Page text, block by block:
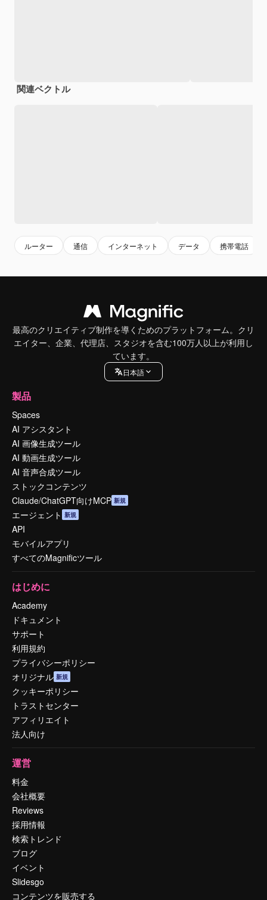
関連ベクトル
ルーター 通信 インターネット データ 携帯電話
最高のクリエイティブ制作を導くためのプラットフォーム。クリ
エイター、企業、代理店、スタジオを含む100万人以上が利用し
ています。
日本語
製品
Spaces
AI アシスタント
AI 画像生成ツール
AI 動画生成ツール
AI 音声合成ツール
ストックコンテンツ
Claude/ChatGPT向けMCP 新規
エージェント 新規
API
モバイルアプリ
すべてのMagnificツール
はじめに
Academy
ドキュメント
サポート
利用規約
プライバシーポリシー
オリジナル 新規
クッキーポリシー
トラストセンター
アフィリエイト
法人向け
運営
料金
会社概要
Reviews
採用情報
検索トレンド
ブログ
イベント
Slidesgo
コンテンツを販売する